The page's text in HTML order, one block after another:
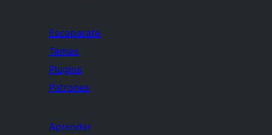
Escaparate
Temas
Plugins
Patrones
Aprender